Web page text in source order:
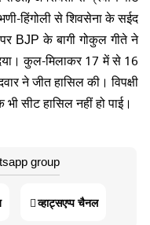
हिंगोली से शिवसेना के सईद
BJP के बागी गोकुल गीते ने
कुल-मिलाकर 17 में से 16
ने जीत हासिल की। विपक्षी
सीट हासिल नहीं हो पाई।
group
व्हाट्सएप्प चैनल